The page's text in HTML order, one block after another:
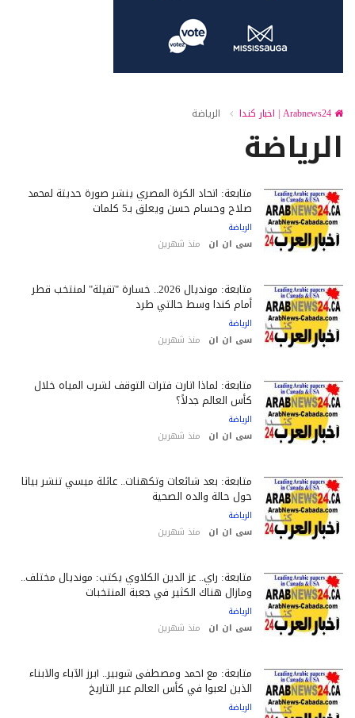
الرياضة
الرياضة
متابعة: اتحاد الكرة المصري ينشر صورة حديثة لمحمد
صلاح وحسام حسن ويعلق بـ5 كلمات
الرياضة
سى ان ان منذ شهرين
متابعة: مونديال 2026.. خسارة "ثقيلة" لمنتخب قطر
أمام كندا وسط حالتي طرد
الرياضة
سى ان ان منذ شهرين
متابعة: لماذا أثارت فترات التوقف لشرب المياه خلال
كأس العالم جدلاً؟
الرياضة
سى ان ان منذ شهرين
متابعة: بعد شائعات وتكهنات.. عائلة ميسي تنشر بيانًا
حول حالة والده الصحية
الرياضة
سى ان ان منذ شهرين
متابعة: رأي.. عز الدين الكلاوي يكتب: مونديال مختلف..
ومازال هناك الكثير في جعبة المنتخبات
الرياضة
سى ان ان منذ شهرين
متابعة: مع أحمد ومصطفى شوبير.. أبرز الآباء والأبناء
الذين لعبوا في كأس العالم عبر التاريخ
الرياضة